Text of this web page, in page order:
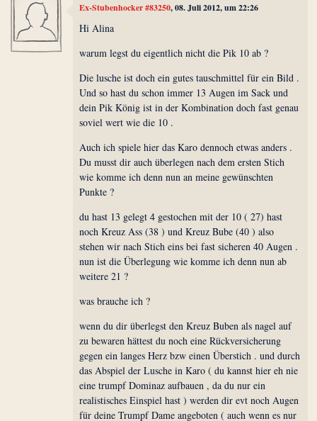
Ex-Stubenhocker #83250, 08. Juli 2012, um 22:26
Hi Alina
warum legst du eigentlich nicht die Pik 10 ab ?
Die lusche ist doch ein gutes tauschmittel für ein Bild .
Und so hast du schon immer 13 Augen im Sack und
dein Pik König ist in der Kombination doch fast genau
soviel wert wie die 10 .
Auch ich spiele hier das Karo dennoch etwas anders .
Du musst dir auch überlegen nach dem ersten Stich
wie komme ich denn nun an meine gewünschten
Punkte ?
du hast 13 gelegt 4 gestochen mit der 10 ( 27) hast
noch Kreuz Ass (38 ) und Kreuz Bube (40 ) also
stehen wir nach Stich eins bei fast sicheren 40 Augen .
nun ist die Überlegung wie komme ich denn nun ab
weitere 21 ?
was brauche ich ?
wenn du dir überlegst den Kreuz Buben als nagel auf
zu bewaren hättest du noch eine Rückversicherung
gegen ein langes Herz bzw einen Überstich . und durch
das Abspiel der Lusche in Karo ( du kannst hier eh nie
eine trumpf Dominaz aufbauen , da du nur ein
realistisches Einspiel hast ) werden dir evt noch Augen
für deine Trumpf Dame angeboten ( auch wenn es nur